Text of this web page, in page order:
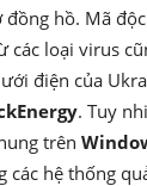
hồ. Mã
các loại virus
điện của
. Tuy
trên
các hệ thống